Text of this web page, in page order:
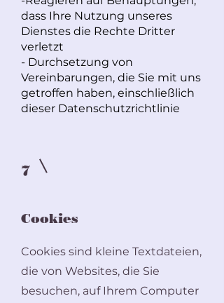
dass Ihre Nutzung unseres
Dienstes die Rechte Dritter
verletzt
- Durchsetzung von
Vereinbarungen, die Sie mit uns
getroffen haben, einschließlich
dieser Datenschutzrichtlinie
7
Cookies
Cookies sind kleine Textdateien,
die von Websites, die Sie
besuchen, auf Ihrem Computer